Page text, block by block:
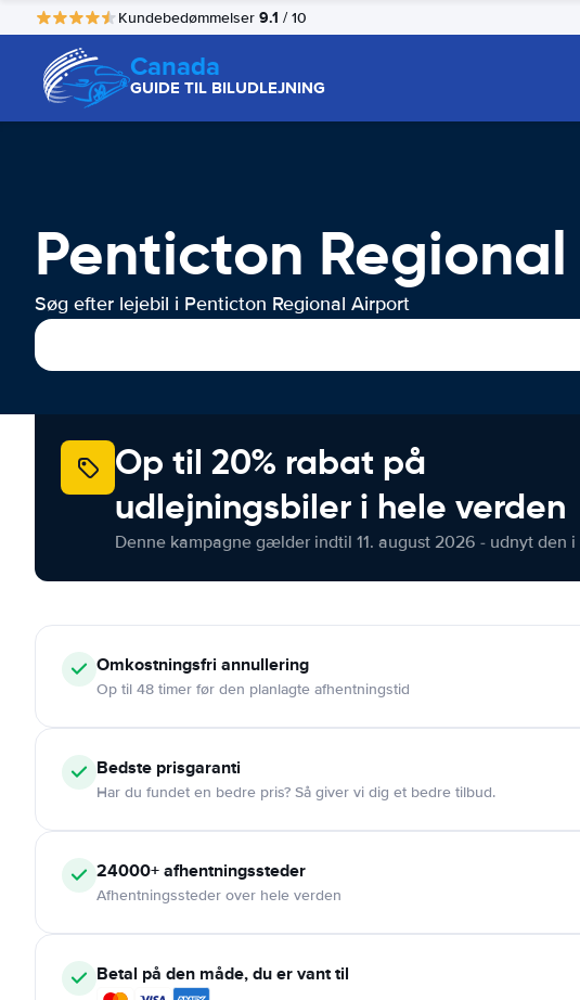
Kundebedømmelser 9.1 / 10
Canada
GUIDE TIL BILUDLEJNING
Penticton
Søg efter lejebil i Penticton Regional Airport
Op til 20% rabat på
udlejningsbiler i hele verden
Denne kampagne gælder indtil 11. august 2026 - udnyt den i
Omkostningsfri annullering
Op til 48 timer før den planlagte afhentningstid
Bedste prisgaranti
Har du fundet en bedre pris? Så giver vi dig et bedre tilbud.
24000+afhentningssteder
Afhentningssteder over hele verden
Betal på den måde, du er vant til